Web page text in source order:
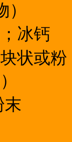
冰钙
状或粉
末